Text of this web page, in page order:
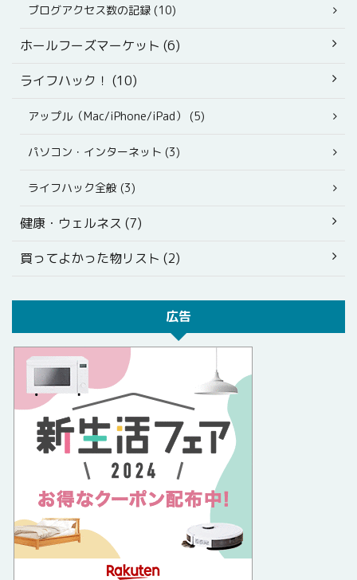
ブログアクセス数の記録 (10)
ホールフーズマーケット (6)
ライフハック！ (10)
アップル（Mac/iPhone/iPad） (5)
パソコン・インターネット (3)
ライフハック全般 (3)
健康・ウェルネス (7)
買ってよかった物リスト (2)
広告